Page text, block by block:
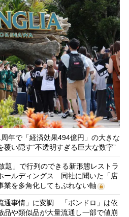
年で「経済効果494億円」の大きな
い隠す“不透明すぎる巨大な数字”
題」で行列のできる新形態レストラ
ールディングス 同社に聞いた「店
業を多角化してもぶれない軸
通事情」に変調 「ボンドロ」は依
品や類似品が大量流通し一部で値崩